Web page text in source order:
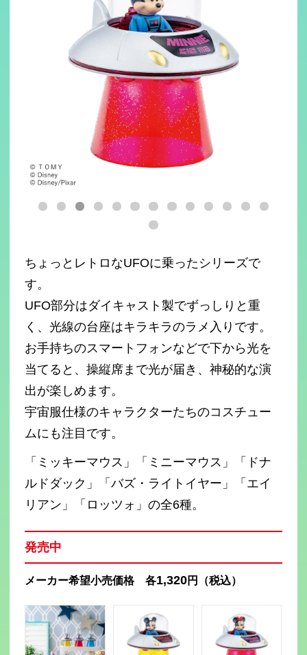
ちょっとレトロなUFOに乗ったシリーズで
す。
UFO部分はダイキャスト製でずっしりと重
く、光線の台座はキラキラのラメ入りです。
お手持ちのスマートフォンなどで下から光を
当てると、操縦席まで光が届き、神秘的な演
出が楽しめます。
宇宙服仕様のキャラクターたちのコスチュー
ムにも注目です。
「ミッキーマウス」「ミニーマウス」「ドナ
ルドダック」「バズ・ライトイヤー」「エイ
リアン」「ロッツォ」の全6種。
発売中
メーカー希望小売価格 各1,320円（税込）